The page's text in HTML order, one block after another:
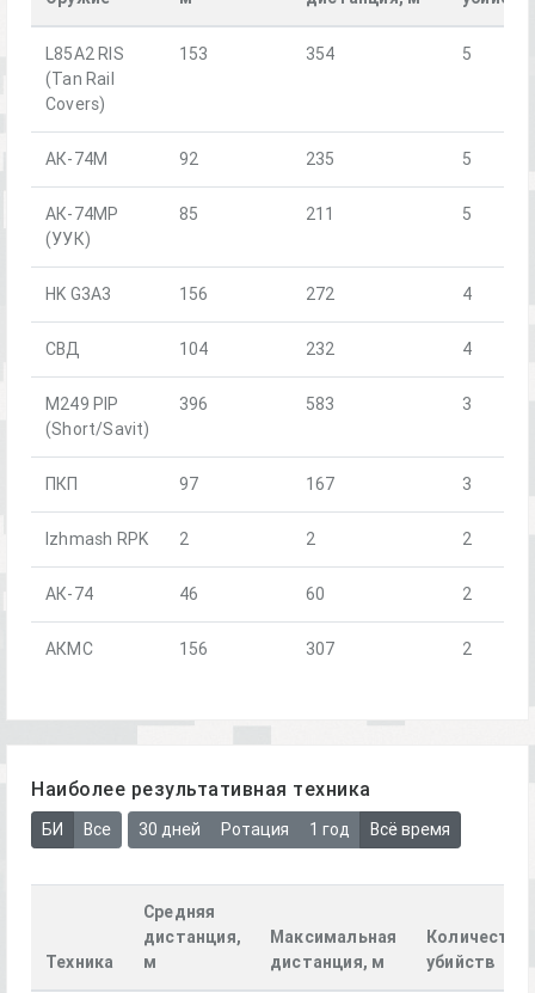
L85A2 RIS
(Tan Rail
Covers)
153 354 5
АК-74М 92 235 5
АК-74МР
(УУК)
85 211 5
HK G3A3 156 272 4
СВД 104 232 4
M249 PIP
(Short/Savit)
396 583 3
ПКП 97 167 3
Izhmash RPK 2 2 2
АК-74 46 60 2
АКМС 156 307 2
Наиболее результативная техника
БИ Все 30 дней Ротация 1 год Всё время
Техника
Средняя
дистанция,
м
Максимальная
дистанция, м
Количество
убийств